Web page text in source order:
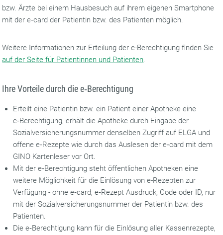
bzw. Ärzte bei eine­­­m Hausbesuch auf ihrem eigenen Smartphone
mit der e‑card der Patientin bzw. des Patienten möglich.
Weitere Informationen zur Erteilung der e-Berechtigung finden Sie
auf der Seite für Patientinnen und Patienten.
Ihre Vorteile durch die e‑Berechtigung
Erteilt eine Patientin bzw. ein Patient einer Apotheke eine
e‑Berechtigung, erhält die Apotheke durch Eingabe der
Sozialversicherungsnummer denselben Zugriff auf ELGA und
offene e‑Rezepte wie durch das Auslesen der e‑card mit dem
GINO Kartenleser vor Ort.
Mit der e‑Berechtigung steht öffentlichen Apotheken eine
weitere Möglichkeit für die Einlösung von e-Rezepten zur
Verfügung - ohne e‑card, e‑Rezept Ausdruck, Code oder ID, nur
mit der Sozialversicherungsnummer der Patientin bzw. des
Patienten.
Die e‑Berechtigung kann für die Einlösung aller Kassenrezepte,